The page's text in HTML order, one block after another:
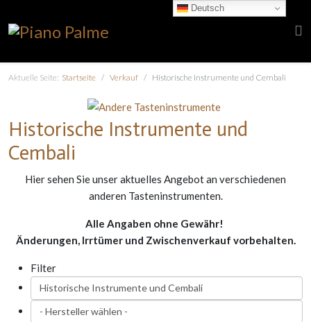
Aktuelle Seite: Startseite Verkauf Historische Instrumente und Cembali
Deutsch
Historische Instrumente und
Cembali
Hier sehen Sie unser aktuelles Angebot an verschiedenen
anderen Tasteninstrumenten.
Alle Angaben ohne Gewähr!
Änderungen, Irrtümer und Zwischenverkauf vorbehalten.
Filter